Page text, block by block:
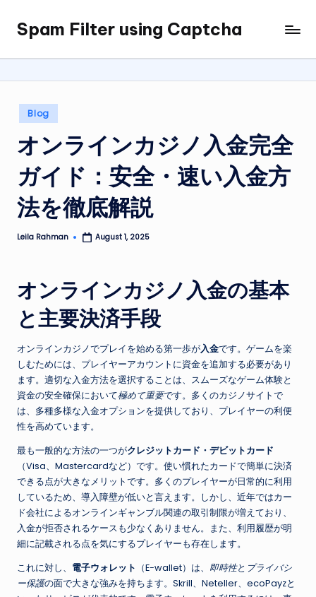
Skip
content
Spam Filter using Captcha
Posted
in
Blog
オンラインカジノ入金完全
ガイド：安全・速い入金方
法を徹底解説
Posted
Leila Rahman August 1, 2025
オンラインカジノ入金の基本
と主要決済手段
オンラインカジノでプレイを始める第一歩が入金です。ゲームを楽
しむためには、プレイヤーアカウントに資金を追加する必要があり
ます。適切な入金方法を選択することは、スムーズなゲーム体験と
資金の安全確保において極めて重要です。多くのカジノサイトで
は、多種多様な入金オプションを提供しており、プレイヤーの利便
性を高めています。
最も一般的な方法の一つがクレジットカード・デビットカード
（Visa、Mastercardなど）です。使い慣れたカードで簡単に決済
できる点が大きなメリットです。多くのプレイヤーが日常的に利用
しているため、導入障壁が低いと言えます。しかし、近年ではカー
ド会社によるオンラインギャンブル関連の取引制限が増えており、
入金が拒否されるケースも少なくありません。また、利用履歴が明
細に記載される点を気にするプレイヤーも存在します。
これに対し、 電子ウォレット （E-wallet）は、 即時性と プライバシ
ー保護の面で大きな強みを持ちます。Skrill、Neteller、ecoPayzと